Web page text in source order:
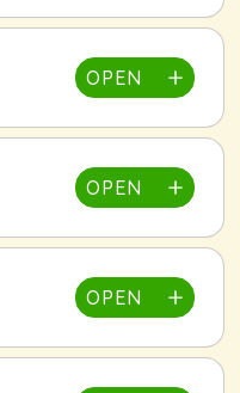
渋谷店 新橋店
豊岡店